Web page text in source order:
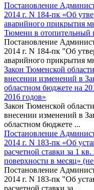
Постановление
2014 г. N 184-пк «Об
аварийного прикрытия
Тюмени в отопительный
Постановление
2014 г. N 184-пк "Об
аварийного прикрытия
Закон Тюменской
внесении изменений в
областном бюджете на
2016 годов»
Закон Тюменской
внесении изменений в
областном бюджете ...
Постановление
2014 г. N 183-пк «Об
расчетной ставки за 1
поверхности в месяц»
Постановление
2014 г. N 183-пк "Об
расчетной ставки за ...